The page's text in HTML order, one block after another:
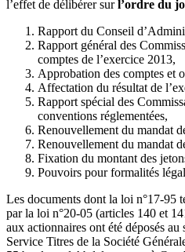
l’effet de délibérer surl’ordre du
Rapport du Conseil
Rapport général des
comptes de l’exercice 2013,
Approbation des comptes et
Affectation du résultat de
Rapport spécial des
conventions réglementées,
Renouvellement du mandat
Renouvellement du mandat
Fixation du montant des
Pouvoirs pour formalités
Les documents dont la loi n°17-95
par la loi n°20-05 (articles 140 et
aux actionnaires ont été déposés
Service Titres de la Société